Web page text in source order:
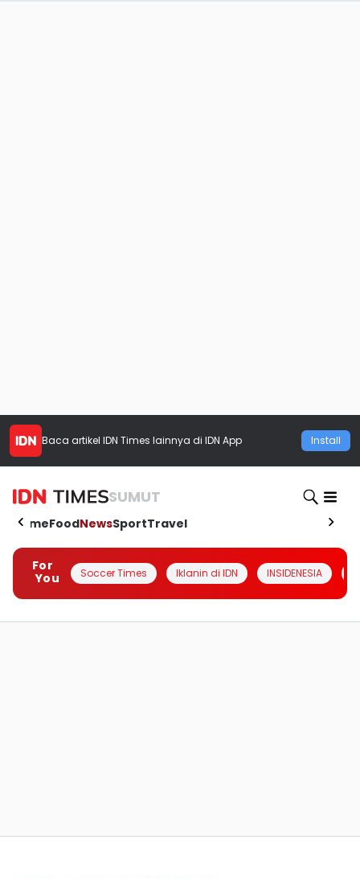
Baca artikel IDN Times lainnya di IDN App Install
SUMUT
HomeFoodNewsSportTravel
For
You
Soccer Times Iklanin di IDN INSIDENESIA